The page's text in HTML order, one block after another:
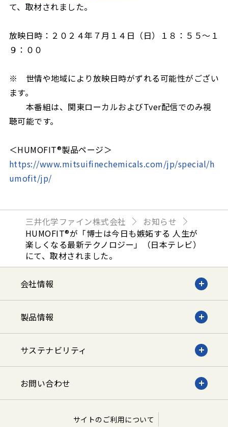
て、取材されました。
放映日時：２０２４年７月１４日（日）１８：５５〜１
９：００
※ 世情や地域により放映日時がずれる可能性がござい
ます。
本番組は、関東ローカルおよびTver配信でのみ視
聴可能です。
＜HUMOFIT®製品ページ＞
https://www.mitsuifinechemicals.com/jp/special/h
umofit/jp/
三井化学ファイン株式会社
お知らせ
HUMOFIT®が「博士は今日も嫉妬する 人生が
楽しくなる最新テクノロジー」（日本テレビ）
にて、取材されました。
会社情報
製品情報
サステナビリティ
お問い合わせ
サイトのご利用について